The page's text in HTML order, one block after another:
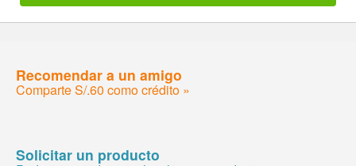
Recomendar a un amigo
Comparte S/.60 como crédito »
Solicitar un producto